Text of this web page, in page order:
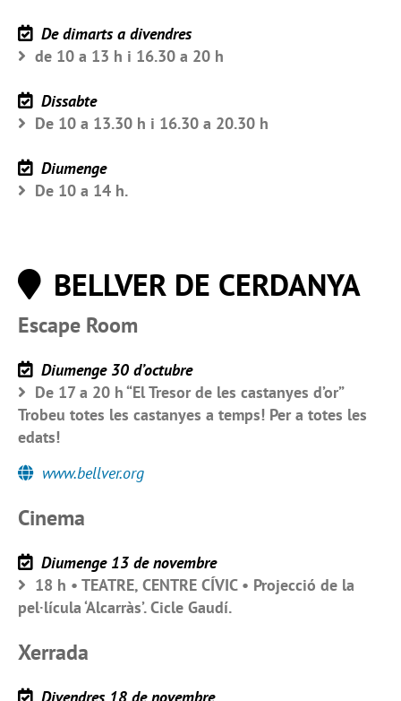
De dimarts a divendres
de 10 a 13 h i 16.30 a 20 h
Dissabte
De 10 a 13.30 h i 16.30 a 20.30 h
Diumenge
De 10 a 14 h.
BELLVER DE CERDANYA
Escape Room
Diumenge 30 d’octubre
De 17 a 20 h “El Tresor de les castanyes d’or”
Trobeu totes les castanyes a temps! Per a totes les
edats!
www.bellver.org
Cinema
Diumenge 13 de novembre
18 h • TEATRE, CENTRE CÍVIC • Projecció de la
pel·lícula ‘Alcarràs’. Cicle Gaudí.
Xerrada